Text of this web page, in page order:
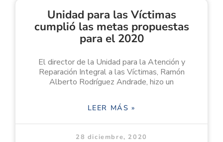
Unidad para las Víctimas
cumplió las metas propuestas
para el 2020
El director de la Unidad para la Atención y
Reparación Integral a las Víctimas, Ramón
Alberto Rodríguez Andrade, hizo un
LEER MÁS »
28 diciembre, 2020